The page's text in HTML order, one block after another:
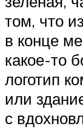
том, что
в конце
какое-то
логотип
или
с